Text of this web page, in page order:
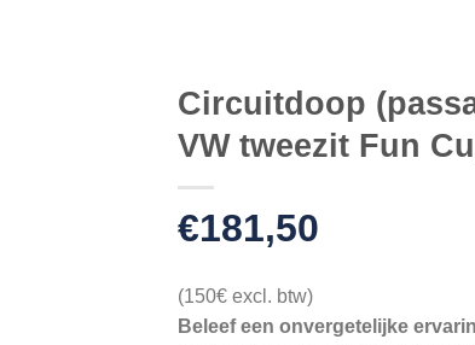
Circuitdoop
VW tweezit Fun
€181,50
(150€ excl. btw)
Beleef een onvergetelijke